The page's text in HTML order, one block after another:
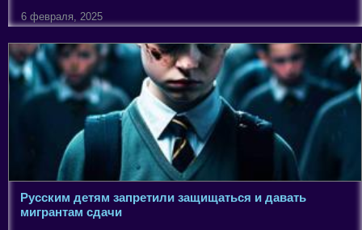
6 февраля, 2025
Русским детям запретили защищаться и давать
мигрантам сдачи